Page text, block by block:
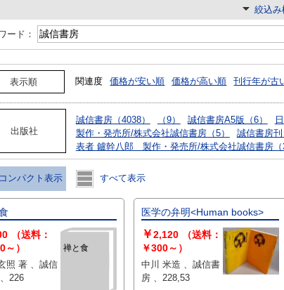
絞込み
ード：
表示順 関連度 価格が安い順 価格が高い順 刊行年が古
出版社
誠信書房（4038） （9） 誠信書房A5版（6）
製作・発売所/株式会社誠信書房（5）
誠信書房刊
表者 鑪幹八郎 製作・発売所/株式会社誠信書房（3
コンパクト表示 すべて表示
禅と食
（送料：
～）
著 、誠信
書房 、226
医学の弁明<Human books>
￥2,120
（送料：
￥300～）
中川 米造 、誠信書
房 、228,53